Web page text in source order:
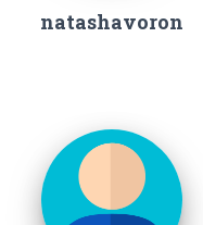
natashavoron